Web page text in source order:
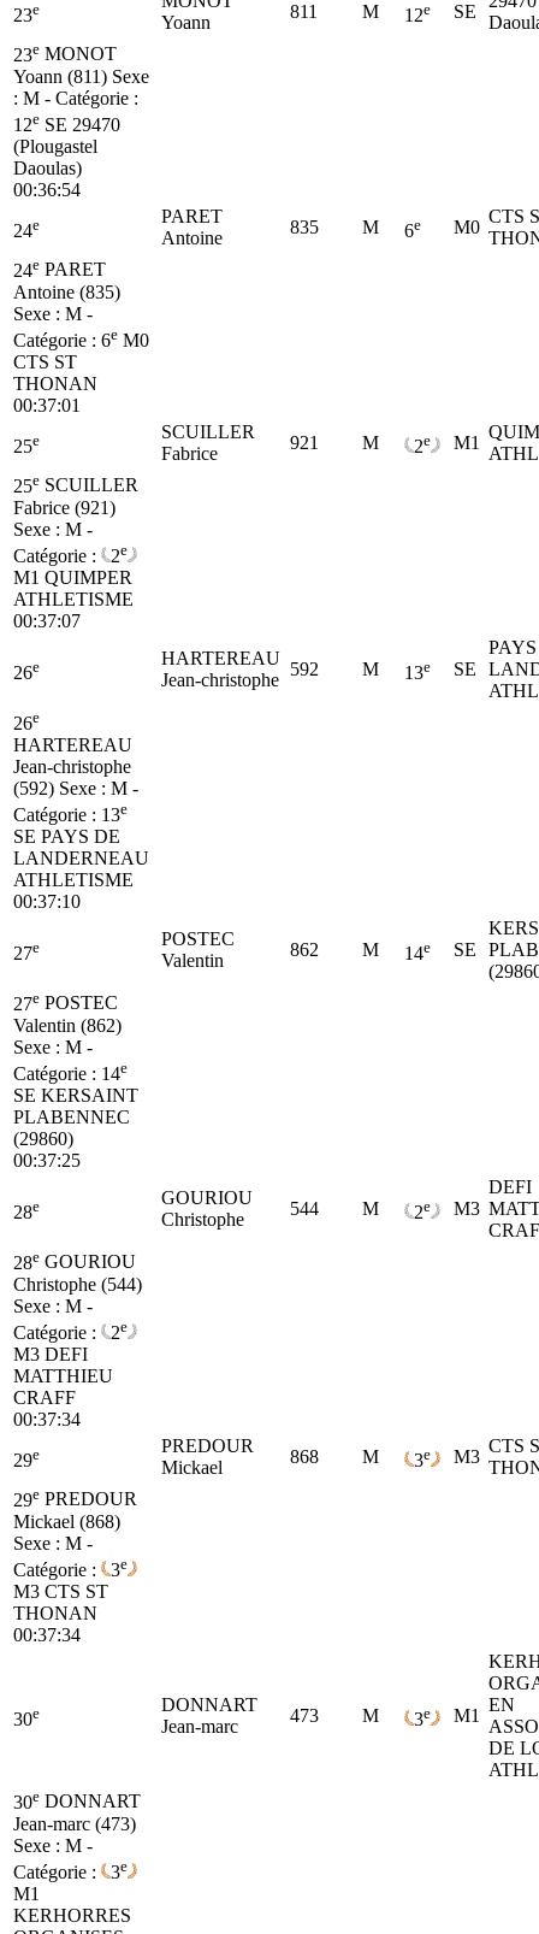
23e
Yoann
811 M 12e SE
23e MONOT
Yoann (811) Sexe
: M - Catégorie :
12e SE 29470
(Plougastel
Daoulas)
00:36:54
24e
PARET
Antoine
835 M 6e M0
CTS
24e PARET
Antoine (835)
Sexe : M -
Catégorie : 6e M0
CTS ST
THONAN
00:37:01
25e
SCUILLER
Fabrice
921 M 2e M1
25e SCUILLER
Fabrice (921)
Sexe : M -
Catégorie :
2e
M1 QUIMPER
ATHLETISME
00:37:07
26e
HARTEREAU
Jean-christophe
592 M 13e SE
26e
HARTEREAU
Jean-christophe
(592) Sexe : M -
Catégorie : 13e
SE PAYS DE
LANDERNEAU
ATHLETISME
00:37:10
27e
POSTEC
Valentin
862 M 14e SE
27e POSTEC
Valentin (862)
Sexe : M -
Catégorie : 14e
SE KERSAINT
PLABENNEC
(29860)
00:37:25
28e
GOURIOU
Christophe
544 M 2e M3
DEFI
28e GOURIOU
Christophe (544)
Sexe : M -
Catégorie :
2e
M3 DEFI
MATTHIEU
CRAFF
00:37:34
29e
PREDOUR
Mickael
868 M 3e M3
CTS
29e PREDOUR
Mickael (868)
Sexe : M -
Catégorie :
3e
M3 CTS ST
THONAN
00:37:34
30e
DONNART
Jean-marc
473 M 3e M1
EN
DE
30e DONNART
Jean-marc (473)
Sexe : M -
Catégorie :
3e
M1
KERHORRES